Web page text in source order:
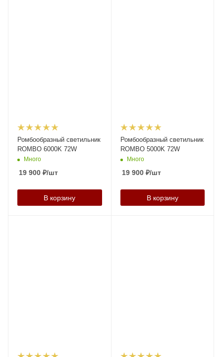
Ромбообразный светильник
ROMBO 6000K 72W
Много
19 900 ₽/шт
В корзину
Ромбообразный светильник
ROMBO 5000K 72W
Много
19 900₽/шт
В корзину